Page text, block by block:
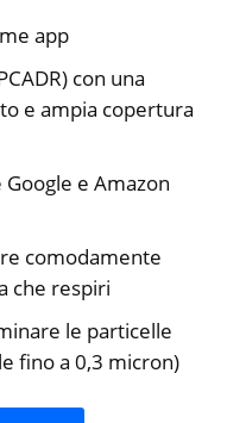
app
con una
e ampia copertura
e Amazon
comodamente
che respiri
le particelle
fino a 0,3 micron)